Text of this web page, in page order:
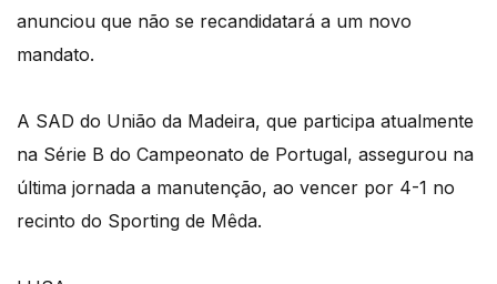
anunciou que não se recandidatará a um novo
mandato.
A SAD do União da Madeira, que participa atualmente
na Série B do Campeonato de Portugal, assegurou na
última jornada a manutenção, ao vencer por 4-1 no
recinto do Sporting de Mêda.